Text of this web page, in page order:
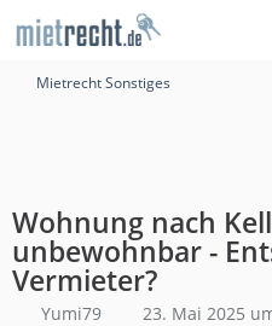
Mietrecht Sonstiges
Wohnung nach
unbewohnbar -
Vermieter?
Yumi79 23. Mai 2025